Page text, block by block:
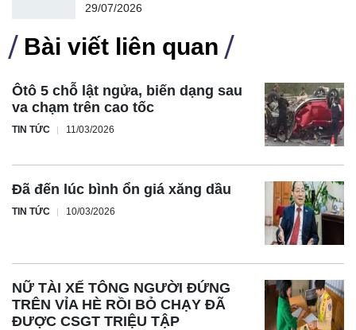
29/07/2026
Bài viết liên quan
Ôtô 5 chỗ lật ngửa, biến dạng sau
va chạm trên cao tốc
TIN TỨC 11/03/2026
Đã đến lúc bình ổn giá xăng dầu
TIN TỨC 10/03/2026
NỮ TÀI XẾ TÔNG NGƯỜI ĐỨNG
TRÊN VỈA HÈ RỒI BỎ CHẠY ĐÃ
ĐƯỢC CSGT TRIỆU TẬP